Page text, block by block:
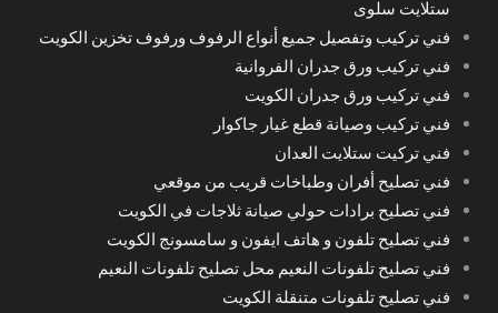
ستلايت سلوى
فني تركيب وتفصيل جميع أنواع الرفوف ورفوف تخزين الكويت
فني تركيب ورق جدران الفروانية
فني تركيب ورق جدران الكويت
فني تركيب وصيانة قطع غيار جاكوار
فني تركيت ستلايت العدان
فني تصليح أفران وطباخات قريب من موقعي
فني تصليح برادات حولي صيانة ثلاجات في الكويت
فني تصليح تلفون و هاتف ايفون و سامسونج الكويت
فني تصليح تلفونات النعيم محل تصليح تلفونات النعيم
فني تصليح تلفونات متنقلة الكويت